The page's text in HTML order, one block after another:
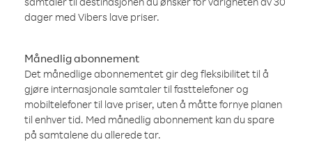
dager med Vibers lave priser.
Månedlig abonnement
Det månedlige abonnementet gir deg fleksibilitet til å
gjøre internasjonale samtaler til fasttelefoner og
mobiltelefoner til lave priser, uten å måtte fornye planen
til enhver tid. Med månedlig abonnement kan du spare
på samtalene du allerede tar.